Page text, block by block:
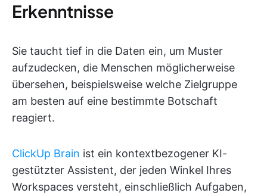
Erkenntnisse
Sie taucht tief in die Daten ein, um Muster
aufzudecken, die Menschen möglicherweise
übersehen, beispielsweise welche Zielgruppe
am besten auf eine bestimmte Botschaft
reagiert.
ClickUp Brain ist ein kontextbezogener KI-
gestützter Assistent, der jeden Winkel Ihres
Workspaces versteht, einschließlich Aufgaben,